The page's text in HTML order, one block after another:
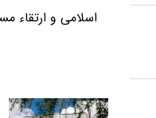
اسلامی و ارتقاء